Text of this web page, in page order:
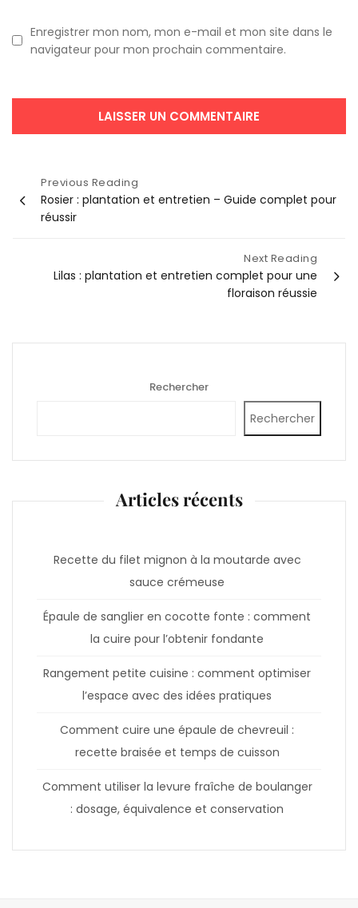
Enregistrer mon nom, mon e-mail et mon site dans le
navigateur pour mon prochain commentaire.
Navigation
de
l’article
Previous Reading
Rosier : plantation et entretien – Guide complet pour
réussir
Next Reading
Lilas : plantation et entretien complet pour une
floraison réussie
Rechercher
Rechercher
Articles récents
Recette du filet mignon à la moutarde avec
sauce crémeuse
Épaule de sanglier en cocotte fonte : comment
la cuire pour l’obtenir fondante
Rangement petite cuisine : comment optimiser
l’espace avec des idées pratiques
Comment cuire une épaule de chevreuil :
recette braisée et temps de cuisson
Comment utiliser la levure fraîche de boulanger
: dosage, équivalence et conservation